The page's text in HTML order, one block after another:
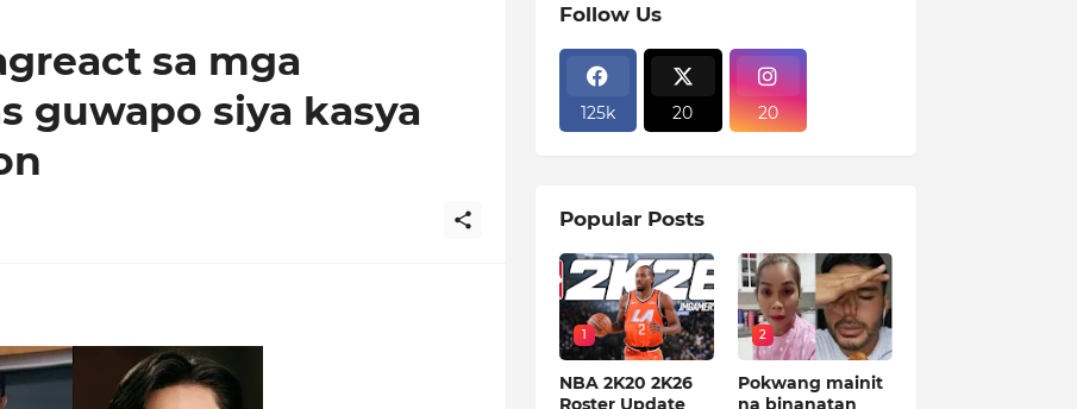
sa mga
guwapo siya kasya
Follow Us
125k 20 20
Popular Posts
1
NBA 2K20 2K26
Roster Update
2
Pokwang mainit
na binanatan